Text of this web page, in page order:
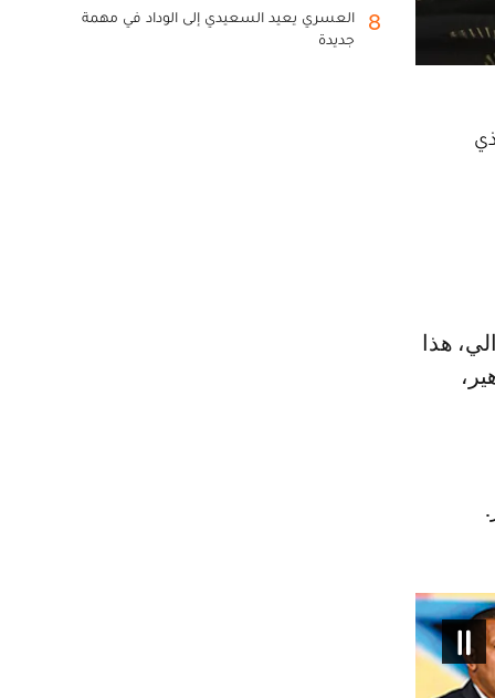
8
العسري يعيد السعيدي إلى الوداد في مهمة
جديدة